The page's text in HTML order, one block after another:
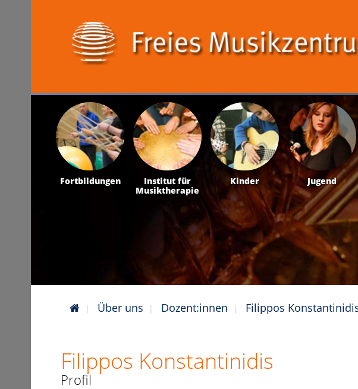
Fortbildungen
Institut für
Musiktherapie
Kinder Jugend
Über uns Dozent:innen Filippos
Filippos Konstantinidis
Profil